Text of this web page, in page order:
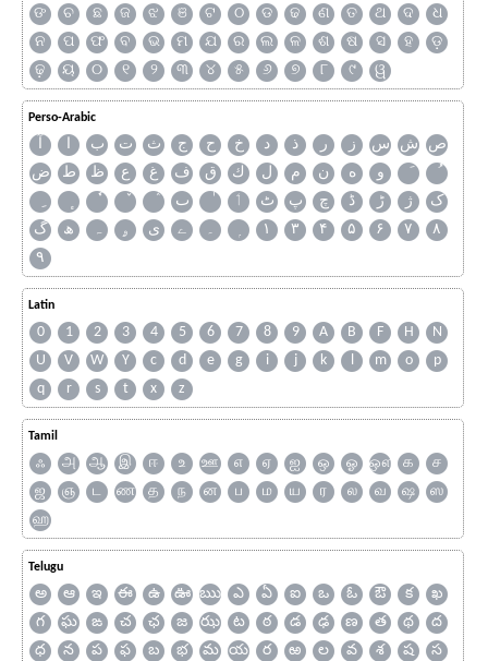
ଙ
ଚ ଛ ଜ ଝ ଞ ଟ ଠ ଡ ଢ ଣ ତ ଥ ଦ
ଧ
ନ
ପ ଫ ବ ଭ ମ ଯ ର ଲ ଳ ଶ ଷ ସ ହ
ଡ଼
ଢ଼
ୟ ୦ ୧ ୨ ୩ ୪ ୫ ୬ ୭ ୮ ୯ ୱ
Perso-Arabic
آ ا ب ت ث ج ح خ د ذ ر ز س ش ص
ض
ط ظ ع غ ف ق ك ل م ن ه
و
ٮ
ٲ ٹ پ چ ڈ ڑ ژ
ک
گ
ھ ہ ۄ ی ے ۔ ۱ ۳ ۴ ۵ ۶ ۷
۸
۹
Latin
0 1 2 3 4 5 6 7 8 9 A B F H
N
U
V W Y c d e g i j k l m o
p
q
r s t x z
Tamil
ஃ அ ஆ இ ஈ உ ஊ எ ஏ ஐ ஒ ஓ ஔ க
ச
ஜ
ஞ ட ண த ந ன ப ம ய ர ல வ ஷ
ஸ
ஹ
Telugu
అ ఆ ఇ ఈ ఉ ఊ ఋ ఎ ఏ ఐ ఒ ఓ ఔ క
ఖ
గ
ఘ ఙ చ ఛ జ ఝ ట ఠ డ ఢ ణ త థ
ద
ధ
న ప ఫ బ భ మ య ర ఱ ల వ శ ష
స